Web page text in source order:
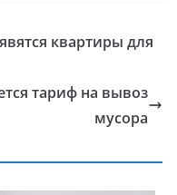
квартиры для
тариф на вывоз
мусора